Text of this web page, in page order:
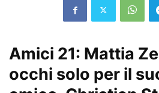
Amici 21: Mattia
occhi solo per il